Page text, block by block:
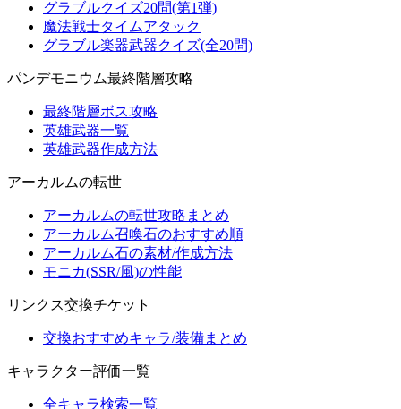
グラブルクイズ20問(第1弾)
魔法戦士タイムアタック
グラブル楽器武器クイズ(全20問)
パンデモニウム最終階層攻略
最終階層ボス攻略
英雄武器一覧
英雄武器作成方法
アーカルムの転世
アーカルムの転世攻略まとめ
アーカルム召喚石のおすすめ順
アーカルム石の素材/作成方法
モニカ(SSR/風)の性能
リンクス交換チケット
交換おすすめキャラ/装備まとめ
キャラクター評価一覧
全キャラ検索一覧